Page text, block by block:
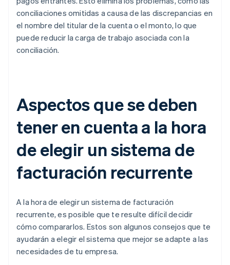
conciliaciones omitidas a causa de las discrepancias en
el nombre del titular de la cuenta o el monto, lo que
puede reducir la carga de trabajo asociada con la
conciliación.
Aspectos que se deben
tener en cuenta a la hora
de elegir un sistema de
facturación recurrente
A la hora de elegir un sistema de facturación
recurrente, es posible que te resulte difícil decidir
cómo compararlos. Estos son algunos consejos que te
ayudarán a elegir el sistema que mejor se adapte a las
necesidades de tu empresa.